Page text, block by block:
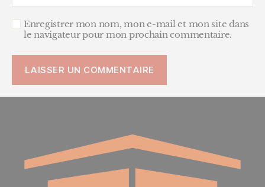
Enregistrer mon nom, mon e-mail et mon site dans
le navigateur pour mon prochain commentaire.